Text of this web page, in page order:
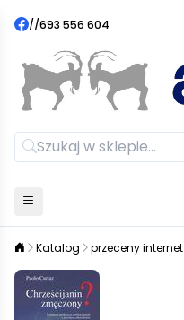
//693 556 604
Katalog przeceny internet